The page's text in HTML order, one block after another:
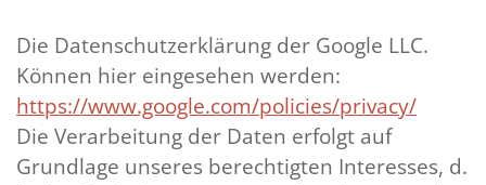
Die Datenschutzerklärung der Google LLC.
Können hier eingesehen werden:
https://www.google.com/policies/privacy/
Die Verarbeitung der Daten erfolgt auf
Grundlage unseres berechtigten Interesses, d.